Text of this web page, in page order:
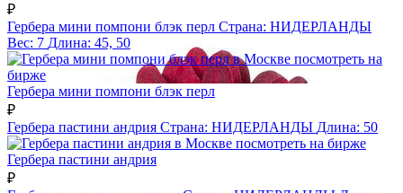
₽
Гербера мини помпони блэк перл Страна: НИДЕРЛАНДЫ
Вес: 7 Длина: 45, 50
посмотреть на
бирже
Гербера мини помпони блэк перл
₽
Гербера пастини андрия Страна: НИДЕРЛАНДЫ Длина: 50
посмотреть на бирже
Гербера пастини андрия
₽